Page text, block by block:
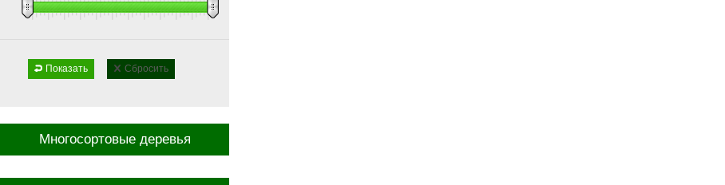
Многосортовые деревья
Показать Сбросить